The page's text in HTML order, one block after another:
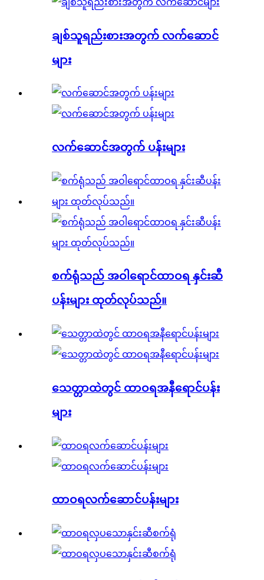
ချစ်သူရည်းစားအတွက် လက်ဆောင်
များ
လက်ဆောင်အတွက် ပန်းများ
စက်ရုံသည် အဝါရောင်ထာဝရ နှင်းဆီ
ပန်းများ ထုတ်လုပ်သည်။
သေတ္တာထဲတွင် ထာဝရအနီရောင်ပန်း
များ
ထာဝရလက်ဆောင်ပန်းများ